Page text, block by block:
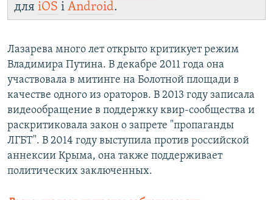
для iOS і Android.
Лазарева много лет открыто критикует режим
Владимира Путина. В декабре 2011 года она
участвовала в митинге на Болотной площади в
качестве одного из ораторов. В 2013 году записала
видеообращение в поддержку квир-сообщества и
раскритиковала закон о запрете "пропаганды
ЛГБТ". В 2014 году выступила против российской
аннексии Крыма, она также поддерживает
политических заключенных.